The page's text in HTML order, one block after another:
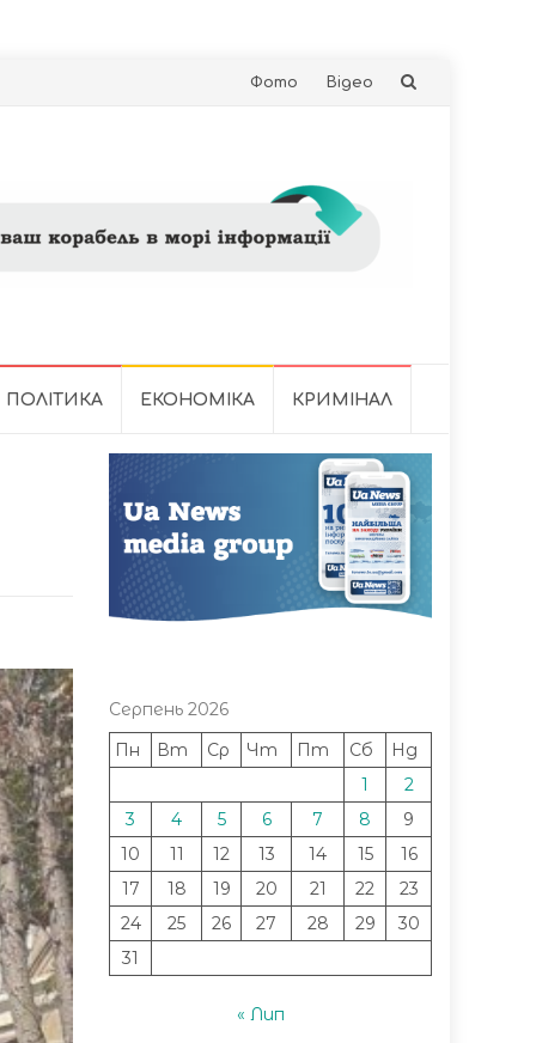
Skip
Фото Відео
ПОЛІТИКА ЕКОНОМІКА КРИМІНАЛ
Серпень 2026
Пн
Вт Ср Чт Пт Сб
Нд
1
2
3
4 5 6 7 8
9
10
11 12 13 14 15
16
17
18 19 20 21 22
23
24
25 26 27 28 29
30
31
« Лип